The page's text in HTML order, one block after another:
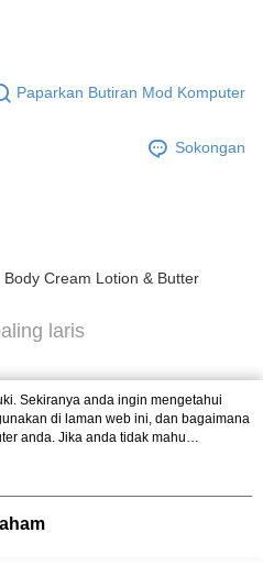
Paparkan Butiran Mod Komputer
Sokongan
Body Cream Lotion & Butter
laris
Sekiranya anda ingin mengetahui
di laman web ini, dan bagaimana
anda. Jika anda tidak mahu
sila rujuk penerangan mengenai kuki.
kuki digunakan di laman web ini,
anda, sila rujuk penerangan mengenai